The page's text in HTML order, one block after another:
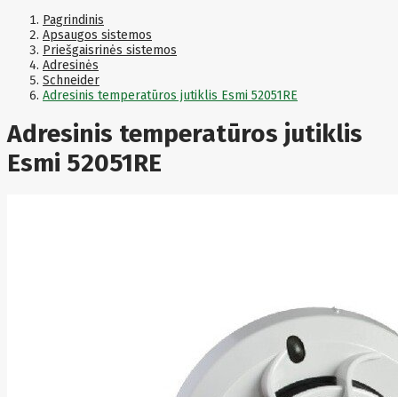
Apc
Apollo
Apple
Aqara
Arctic
Armac
ASM
Asrock
Assmann
Pagrindinis
Apsaugos sistemos
Priešgaisrinės sistemos
Adresinės
Schneider
Adresinis temperatūros jutiklis Esmi 52051RE
Adresinis temperatūros jutiklis
Esmi 52051RE